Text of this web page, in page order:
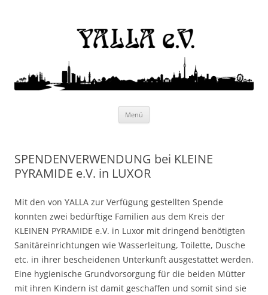
Menü
SPENDENVERWENDUNG bei KLEINE
PYRAMIDE e.V. in LUXOR
Mit den von YALLA zur Verfügung gestellten Spende
konnten zwei bedürftige Familien aus dem Kreis der
KLEINEN PYRAMIDE e.V. in Luxor mit dringend benötigten
Sanitäreinrichtungen wie Wasserleitung, Toilette, Dusche
etc. in ihrer bescheidenen Unterkunft ausgestattet werden.
Eine hygienische Grundvorsorgung für die beiden Mütter
mit ihren Kindern ist damit geschaffen und somit sind sie